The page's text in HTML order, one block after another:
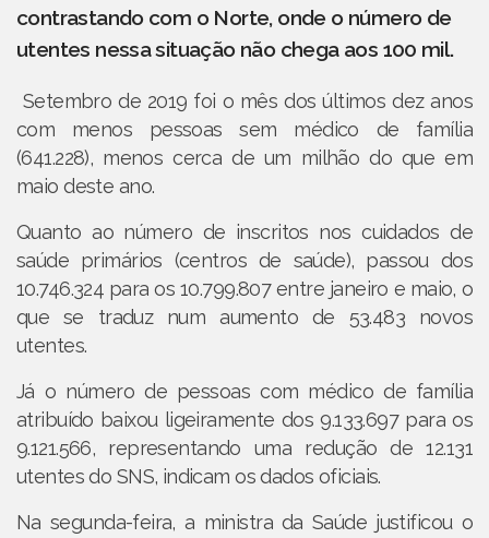
contrastando com o Norte, onde o número de
utentes nessa situação não chega aos 100 mil.
Setembro de 2019 foi o mês dos últimos dez anos
com menos pessoas sem médico de família
(641.228), menos cerca de um milhão do que em
maio deste ano.
Quanto ao número de inscritos nos cuidados de
saúde primários (centros de saúde), passou dos
10.746.324 para os 10.799.807 entre janeiro e maio, o
que se traduz num aumento de 53.483 novos
utentes.
Já o número de pessoas com médico de família
atribuído baixou ligeiramente dos 9.133.697 para os
9.121.566, representando uma redução de 12.131
utentes do SNS, indicam os dados oficiais.
Na segunda-feira, a ministra da Saúde justificou o